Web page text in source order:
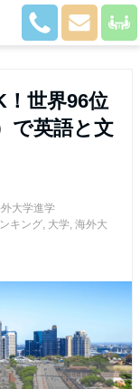
！世界96位
で英語と文
大学進学
キング, 大学, 海外大